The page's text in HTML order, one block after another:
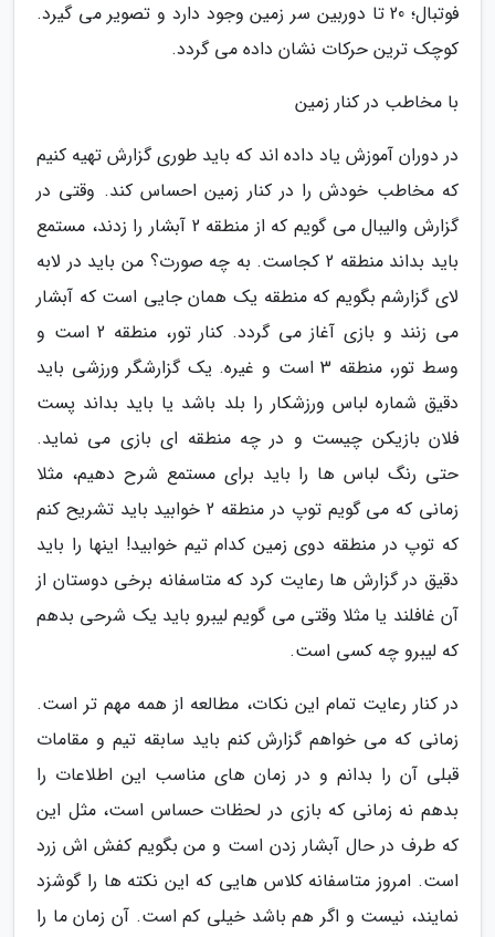
فوتبال؛ 20 تا دوربین سر زمین وجود دارد و تصویر می گیرد.
کوچک ترین حرکات نشان داده می گردد.
با مخاطب در کنار زمین
در دوران آموزش یاد داده اند که باید طوری گزارش تهیه کنیم
که مخاطب خودش را در کنار زمین احساس کند. وقتی در
گزارش والیبال می گویم که از منطقه 2 آبشار را زدند، مستمع
باید بداند منطقه 2 کجاست. به چه صورت؟ من باید در لابه
لای گزارشم بگویم که منطقه یک همان جایی است که آبشار
می زنند و بازی آغاز می گردد. کنار تور، منطقه 2 است و
وسط تور، منطقه 3 است و غیره. یک گزارشگر ورزشی باید
دقیق شماره لباس ورزشکار را بلد باشد یا باید بداند پست
فلان بازیکن چیست و در چه منطقه ای بازی می نماید.
حتی رنگ لباس ها را باید برای مستمع شرح دهیم، مثلا
زمانی که می گویم توپ در منطقه 2 خوابید باید تشریح کنم
که توپ در منطقه دوی زمین کدام تیم خوابید! اینها را باید
دقیق در گزارش ها رعایت کرد که متاسفانه برخی دوستان از
آن غافلند یا مثلا وقتی می گویم لیبرو باید یک شرحی بدهم
که لیبرو چه کسی است.
در کنار رعایت تمام این نکات، مطالعه از همه مهم تر است.
زمانی که می خواهم گزارش کنم باید سابقه تیم و مقامات
قبلی آن را بدانم و در زمان های مناسب این اطلاعات را
بدهم نه زمانی که بازی در لحظات حساس است، مثل این
که طرف در حال آبشار زدن است و من بگویم کفش اش زرد
است. امروز متاسفانه کلاس هایی که این نکته ها را گوشزد
نمایند، نیست و اگر هم باشد خیلی کم است. آن زمان ما را